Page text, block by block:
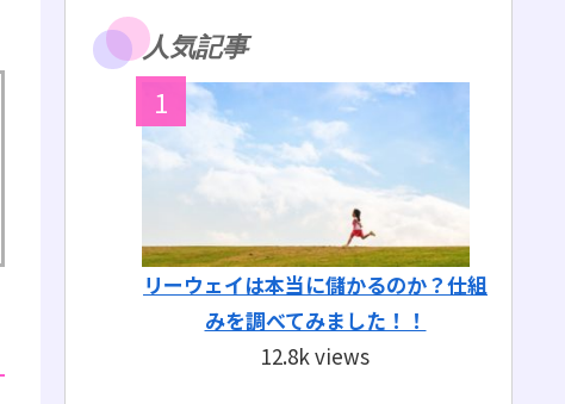
人気記事
リーウェイは本当に儲かるのか？仕組
みを調べてみました！！
12.8k views